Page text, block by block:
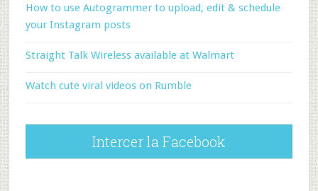
How to use Autogrammer to upload, edit & schedule
your Instagram posts
Straight Talk Wireless available at Walmart
Watch cute viral videos on Rumble
Intercer la Facebook